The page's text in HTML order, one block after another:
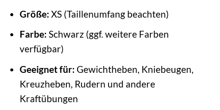
Größe: XS (Taillenumfang beachten)
Farbe: Schwarz (ggf. weitere Farben
verfügbar)
Geeignet für: Gewichtheben, Kniebeugen,
Kreuzheben, Rudern und andere
Kraftübungen